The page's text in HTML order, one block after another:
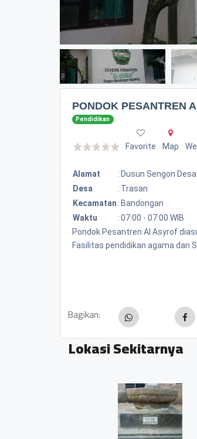
PONDOK PESANTREN
Pendidikan
Favorite Map
Alamat : Dusun Sengon
Desa
: Trasan
Kecamatan : Bandongan
Waktu
:07:00 - 07:00 WIB
Pondok Pesantren Al Asyrof
Fasilitas pendidikan agama dan
Bagikan:
Lokasi Sekitarnya
Watu Gong
Dusun
0.10 KM